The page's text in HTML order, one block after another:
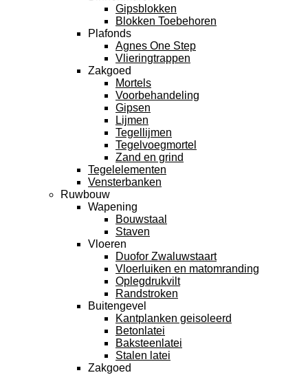
Gipsblokken
Blokken Toebehoren
Plafonds
Agnes One Step
Vlieringtrappen
Zakgoed
Mortels
Voorbehandeling
Gipsen
Lijmen
Tegellijmen
Tegelvoegmortel
Zand en grind
Tegelelementen
Vensterbanken
Ruwbouw
Wapening
Bouwstaal
Staven
Vloeren
Duofor Zwaluwstaart
Vloerluiken en matomranding
Oplegdrukvilt
Randstroken
Buitengevel
Kantplanken geisoleerd
Betonlatei
Baksteenlatei
Stalen latei
Zakgoed